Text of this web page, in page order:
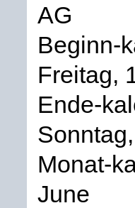
AG
Beginn-
Freitag,
Ende-
Monat-
June